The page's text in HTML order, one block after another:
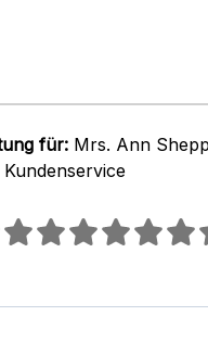
für: Mrs. Ann